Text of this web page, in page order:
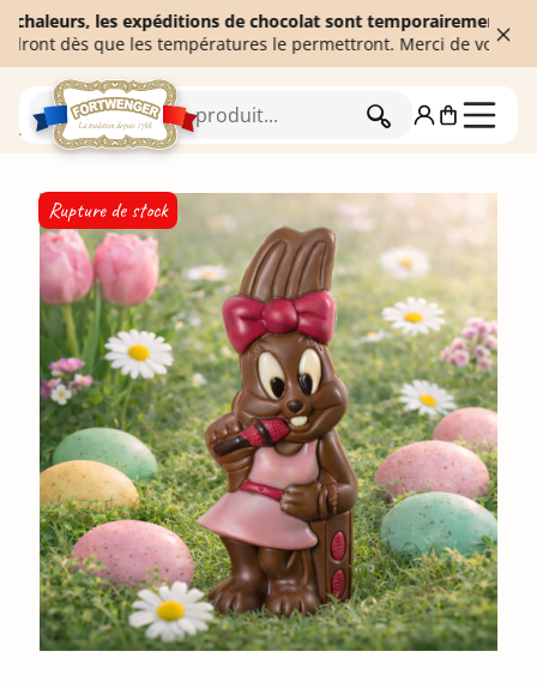
les expéditions de chocolat sont temporairement
que les températures le permettront. Merci de votre
RECHERCHER
Accueil Chocolats de Pâques
Rupture de stock